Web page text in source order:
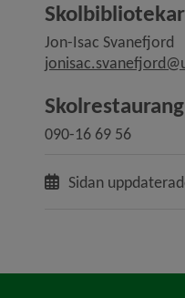
Jon-Isac Svanefjord
Skolrestaurang
090-16 69 56
Sidan